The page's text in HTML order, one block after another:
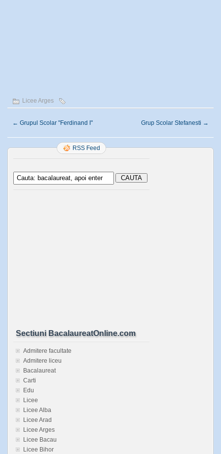
Licee Arges
← Grupul Scolar "Ferdinand I" Grup Scolar Stefanesti →
RSS Feed
Sectiuni BacalaureatOnline.com
Admitere facultate
Admitere liceu
Bacalaureat
Carti
Edu
Licee
Licee Alba
Licee Arad
Licee Arges
Licee Bacau
Licee Bihor